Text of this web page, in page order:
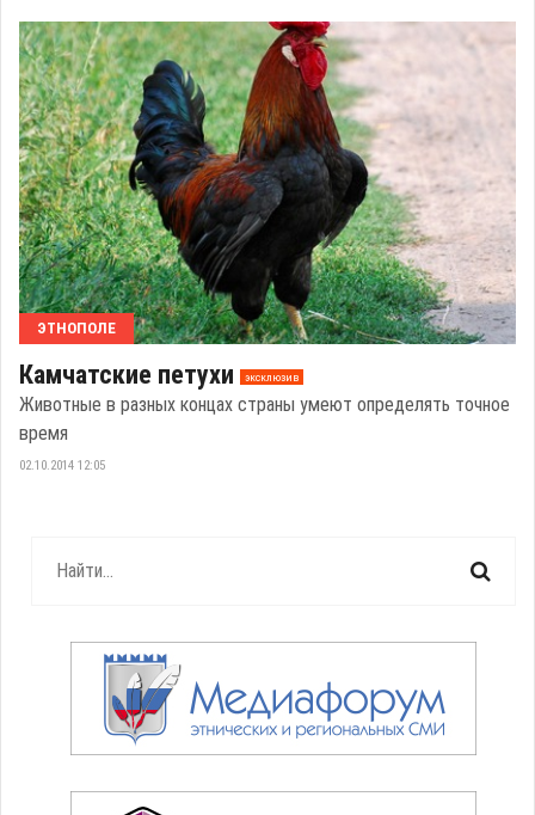
ЭТНОПОЛЕ
Камчатские петухи эксклюзив
Животные в разных концах страны умеют определять точное
время
02.10.2014 12:05